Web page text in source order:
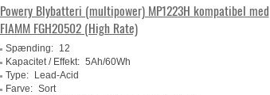
Powery Blybatteri (multipower) MP1223H kompatibel med
FIAMM FGH20502 (High Rate)
Spænding:
12
Kapacitet / Effekt: 5Ah/60Wh
Type:
Lead-Acid
Farve: Sort